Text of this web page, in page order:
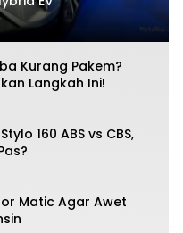
Kurang Pakem?
Langkah Ini!
160 ABS vs CBS,
Matic Agar Awet